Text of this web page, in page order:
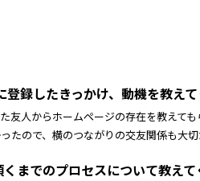
録したきっかけ、動機を教えて
友人からホームページの存在を教えて
ので、横のつながりの交友関係も大切
までのプロセスについて教えて